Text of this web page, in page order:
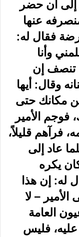
إلى أن حضر
عنها
فقال له:
وأنا
تنصف إن
وقال: أيها
من مكانك حتى
فوجم الأمير
فرآهم قليلاً،
عاد إلى
يكره
له: إن هذا
الأمير – لا
العامة
عليه، فليس